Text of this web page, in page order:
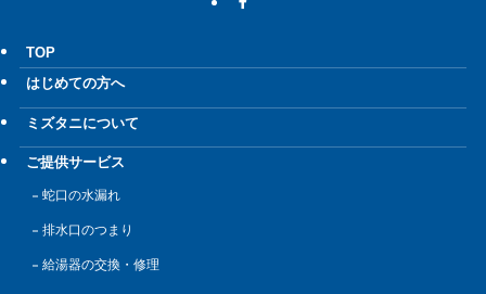
TOP
はじめての方へ
ミズタニについて
ご提供サービス
蛇口の水漏れ
排水口のつまり
給湯器の交換・修理